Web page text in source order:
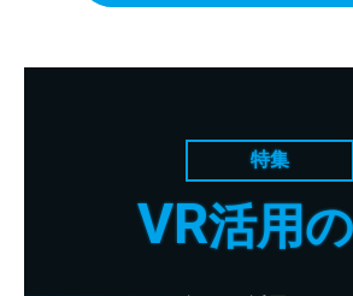
特集
VR活用